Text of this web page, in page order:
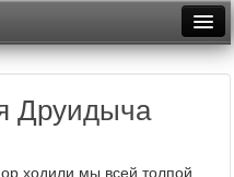
Друидыча
ходили мы всей толпой